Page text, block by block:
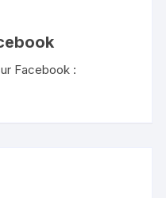
Facebook :